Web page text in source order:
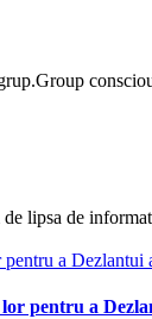
lipsa de
pentru a